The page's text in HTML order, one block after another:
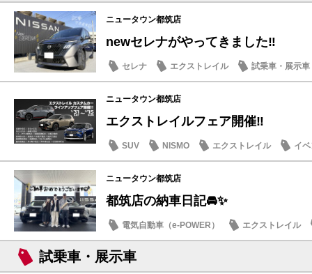
ニュータウン都筑店
newセレナがやってきました‼️
セレナ エクストレイル
試乗車・展示車
マイナーチェンジ
ニュータウン都筑店
エクストレイルフェア開催‼️
SUV NISMO エクストレイル
イ
記念品・プレゼント
ニュータウン都筑店
都筑店の納車日記🚘✨
電気自動車（e-POWER） エクストレイル
試乗車・展示車